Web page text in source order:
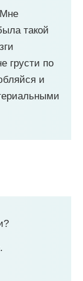
такой
грусти по
и